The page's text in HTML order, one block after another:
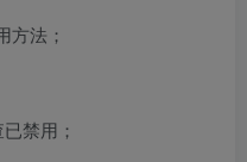
方法；
禁用；